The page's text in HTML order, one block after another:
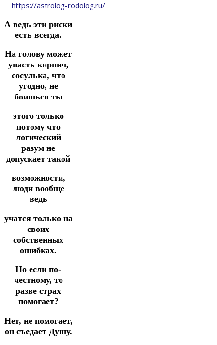
https://astrolog-rodolog.ru/
А ведь эти риски
есть всегда.
На голову может
упасть кирпич,
сосулька, что
угодно, не
боишься ты
этого только
потому что
логический
разум не
допускает такой
возможности,
люди вообще
ведь
учатся только на
своих
собственных
ошибках.
Но если по-
честному, то
разве страх
помогает?
Нет, не помогает,
он съедает Душу.